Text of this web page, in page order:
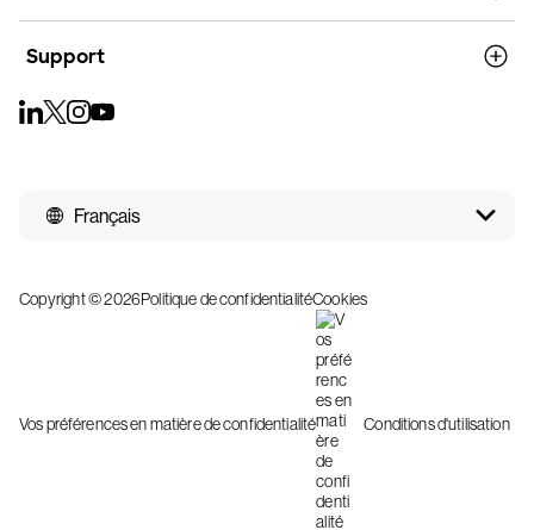
Support
Français
Copyright © 2026Politique de confidentialitéCookies
Vos préférences en matière de confidentialité Conditions d'utilisation